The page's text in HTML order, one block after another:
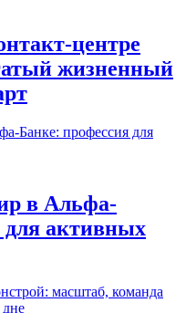
центре
жизненный
в Альфа-
для активных